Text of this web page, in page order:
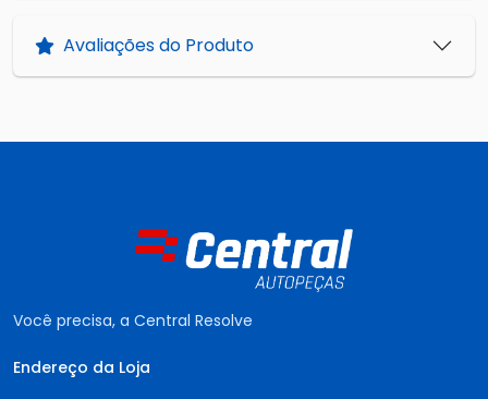
Avaliações do Produto
Você precisa, a Central Resolve
Endereço da Loja